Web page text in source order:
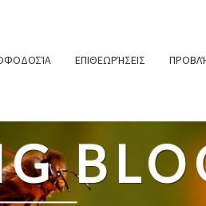
ΕΠΙΘΕΩΡΉΣΕΙΣ